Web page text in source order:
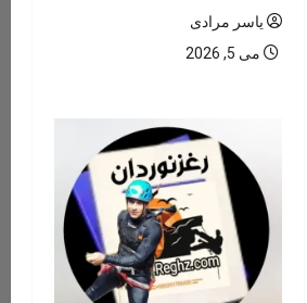
یاسر مرادی
می 5, 2026